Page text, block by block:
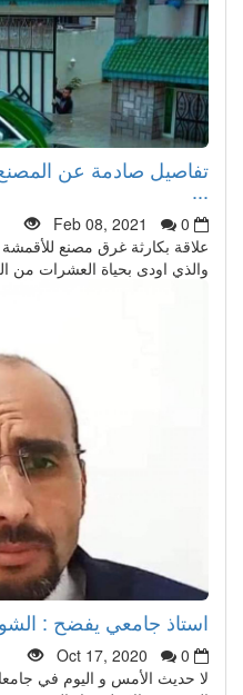
تفاصيل صادمة عن المصنع
Feb 08, 2021
0
علاقة بكارثة غرق مصنع للأقمشة
والذي اودى بحياة العشرات من
استاذ جامعي يفضح :
Oct 17, 2020
0
لا حديث الأمس و اليوم في